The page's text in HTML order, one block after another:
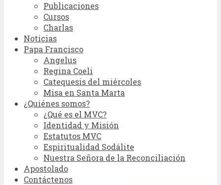
Publicaciones
Cursos
Charlas
Noticias
Papa Francisco
Angelus
Regina Coeli
Catequesis del miércoles
Misa en Santa Marta
¿Quiénes somos?
¿Qué es el MVC?
Identidad y Misión
Estatutos MVC
Espiritualidad Sodálite
Nuestra Señora de la Reconciliación
Apostolado
Contáctenos